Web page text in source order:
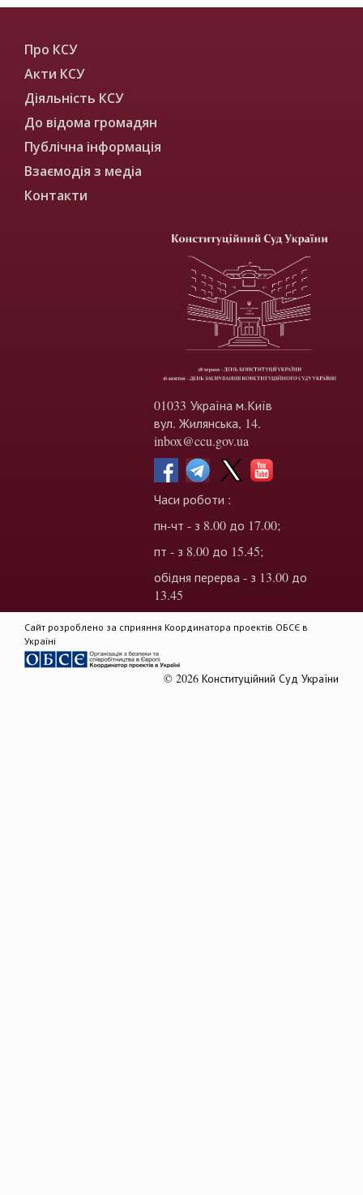
Про КСУ
Акти КСУ
Діяльність КСУ
До відома громадян
Публічна інформація
Взаємодія з медіа
Контакти
01033 Україна м.Київ
вул. Жилянська, 14.
inbox@ccu.gov.ua
Часи роботи :
пн-чт - з 8.00 до 17.00;
пт - з 8.00 до 15.45;
обідня перерва - з 13.00 до
13.45
Сайт розроблено за сприяння Координатора проектів ОБСЄ в
Україні
© 2026 Конституційний Суд України